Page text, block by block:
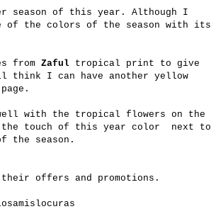
season of this year. Although I
of the colors of the season with its
from Zaful tropical print to give
think I can have another yellow
with the tropical flowers on the
the touch of this year color next to
the season.
offers and promotions.